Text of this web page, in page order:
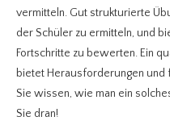
vermitteln. Gut strukturierte
der Schüler zu ermitteln, und
Fortschritte zu bewerten. Ein
bietet Herausforderungen und
Sie wissen, wie man ein
Sie dran!